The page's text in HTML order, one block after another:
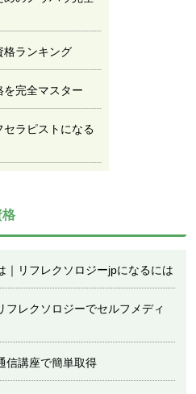
格ランキング
を完全マスター
セラピストになる
｜リフレクソロジーjpになるには
フレクソロジーでセルフメディ
信講座で簡単取得